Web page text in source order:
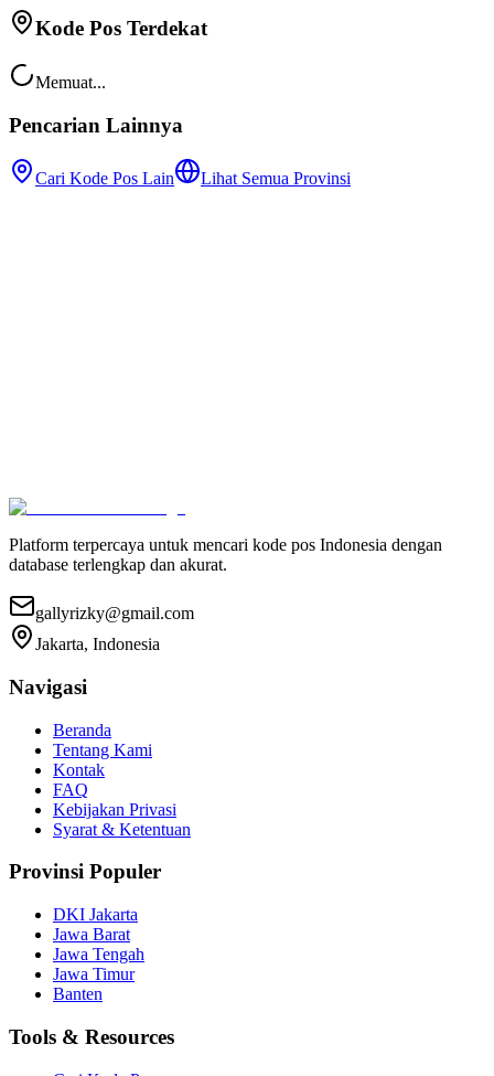
Kode Pos Terdekat
Memuat...
Pencarian Lainnya
Cari Kode Pos Lain Lihat Semua Provinsi
Platform terpercaya untuk mencari kode pos Indonesia dengan
database terlengkap dan akurat.
gallyrizky@gmail.com
Jakarta, Indonesia
Navigasi
Beranda
Tentang Kami
Kontak
FAQ
Kebijakan Privasi
Syarat & Ketentuan
Provinsi Populer
DKI Jakarta
Jawa Barat
Jawa Tengah
Jawa Timur
Banten
Tools & Resources